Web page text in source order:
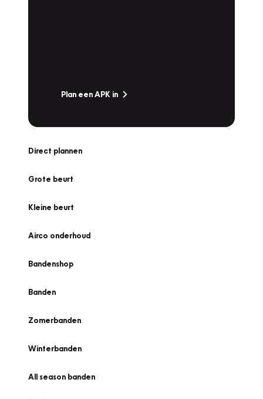
Plan een APK in
Direct plannen
Grote beurt
Kleine beurt
Airco onderhoud
Bandenshop
Banden
Zomerbanden
Winterbanden
All season banden